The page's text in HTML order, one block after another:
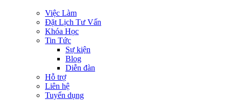
Việc Làm
Đặt Lịch Tư Vấn
Khóa Học
Tin Tức
Sự kiện
Blog
Diễn đàn
Hỗ trợ
Liên hệ
Tuyển dụng